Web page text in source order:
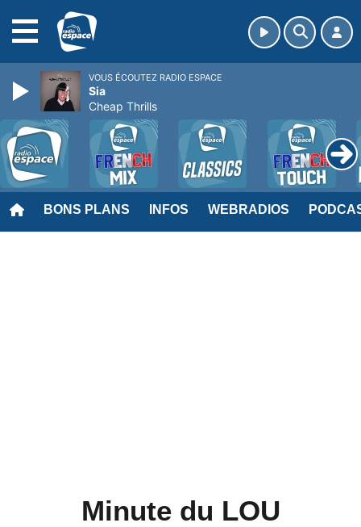
BONS PLANS INFOS WEBRADIOS
Minute du LOU
VOUS ÉCOUTEZ RADIO ESPACE
Sia
Cheap Thrills